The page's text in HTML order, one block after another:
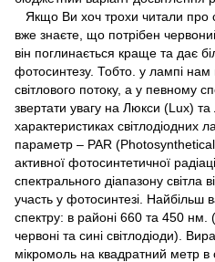
Якщо Ви хоч трохи читали про
вже знаєте, що потрібен
він поглинається краще та дає
фотосинтезу. Тобто. у лампі нам
світлового потоку, а у певному
звертати увагу на Люкси (Lux)
характеристиках світлодіодних
параметр – PAR
активної фотосинтетичної
спектрального діапазону
участь у фотосинтезі. Найбільш
спектру: в районі 660 та 450
червоні та сині світлодіоди).
мікромоль на квадратний метр